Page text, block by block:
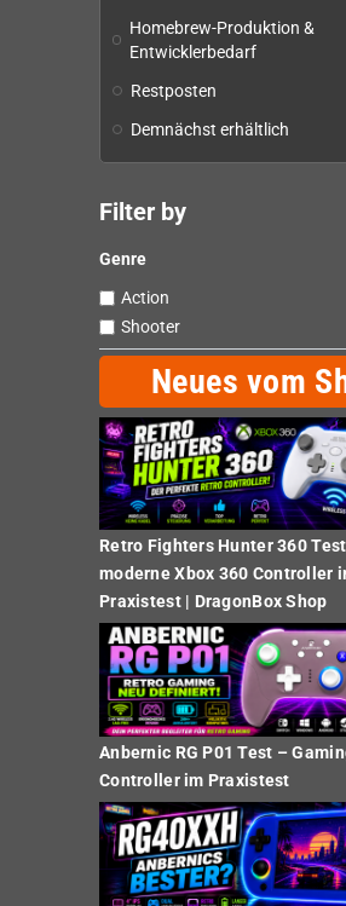
Homebrew-Produktion &
Entwicklerbedarf
Restposten
Demnächst erhältlich
Filter by
Genre
Action
Shooter
Neues vom
Retro Fighters Hunter 360
moderne Xbox 360 Controller
Praxistest | DragonBox Shop
Anbernic RG P01 Test –
Controller im Praxistest